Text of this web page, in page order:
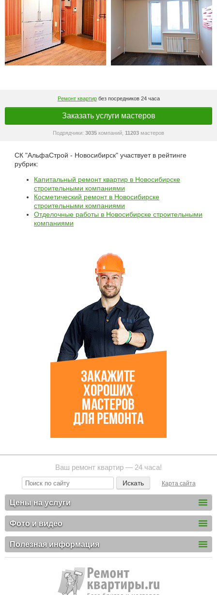
Ремонт квартирбез посредников 24 часа
Заказать услуги мастеров
Подрядчики: 3035 компаний, 11203 мастеров
СК "АльфаСтрой - Новосибирск" участвует в рейтинге
рубрик:
Капитальный ремонт квартир в Новосибирске
строительными компаниями
Косметический ремонт в Новосибирске
строительными компаниями
Отделочные работы в Новосибирске строительными
компаниями
Ваш ремонт квартир — 24 часа!
Карта сайта
Цены на услуги
Фото и видео
Полезная информация